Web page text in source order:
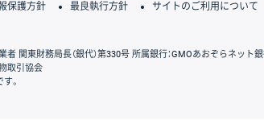
保護方針 最良執行方針 サイトのご利用について
関東財務局長（銀代）第330号 所属銀行：GMOあおぞらネット
取引協会
。